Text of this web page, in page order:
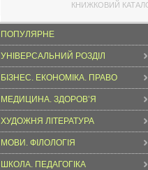
КНИЖКОВИЙ
ПОПУЛЯРНЕ
УНІВЕРСАЛЬНИЙ РОЗДІЛ
БІЗНЕС. ЕКОНОМІКА. ПРАВО
МЕДИЦИНА. ЗДОРОВ’Я
ХУДОЖНЯ ЛІТЕРАТУРА
МОВИ. ФІЛОЛОГІЯ
ШКОЛА. ПЕДАГОГІКА